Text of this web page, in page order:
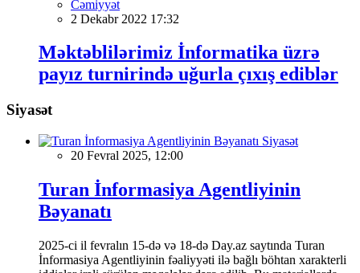
Cəmiyyət
2 Dekabr 2022 17:32
Məktəblilərimiz İnformatika üzrə
payız turnirində uğurla çıxış ediblər
Siyasət
Siyasət
20 Fevral 2025, 12:00
Turan İnformasiya Agentliyinin
Bəyanatı
2025-ci il fevralın 15-də və 18-də Day.az saytında Turan
İnformasiya Agentliyinin fəaliyyəti ilə bağlı böhtan xarakterli